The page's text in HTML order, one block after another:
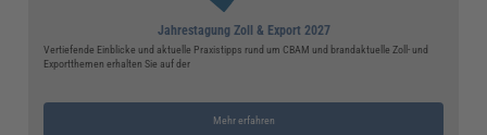
Jahrestagung Zoll & Export 2027
Vertiefende Einblicke und aktuelle Praxistipps rund um CBAM und brandaktuelle Zoll- und
Exportthemen erhalten Sie auf der
Mehr erfahren